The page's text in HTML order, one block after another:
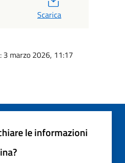
Scarica
: 3 marzo 2026, 11:17
le informazioni